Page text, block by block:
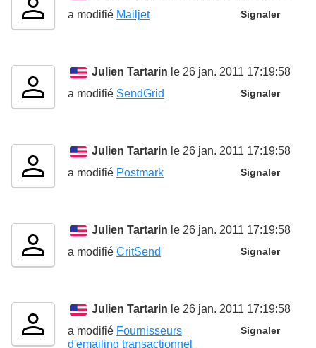
Signaler
a modifié Mailjet
Julien Tartarin le 26 jan. 2011 17:19:58
Signaler
a modifié SendGrid
Julien Tartarin le 26 jan. 2011 17:19:58
Signaler
a modifié Postmark
Julien Tartarin le 26 jan. 2011 17:19:58
Signaler
a modifié CritSend
Julien Tartarin le 26 jan. 2011 17:19:58
Signaler
a modifié Fournisseurs
d'emailing transactionnel